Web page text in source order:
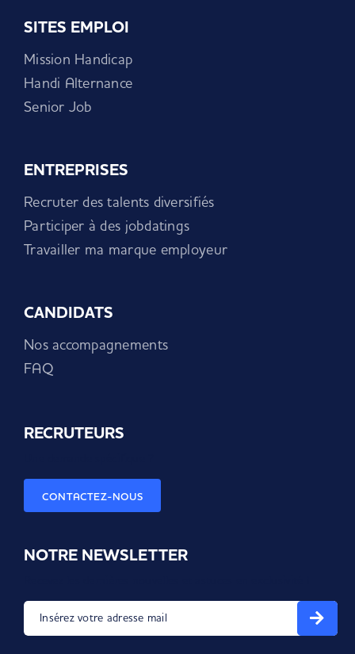
SITES EMPLOI
Mission Handicap
Handi Alternance
Senior Job
ENTREPRISES
Recruter des talents diversifiés
Participer à des jobdatings
Travailler ma marque employeur
CANDIDATS
Nos accompagnements
FAQ
RECRUTEURS
CONTACTEZ-NOUS
NOTRE NEWSLETTER
Insérez votre adresse mail